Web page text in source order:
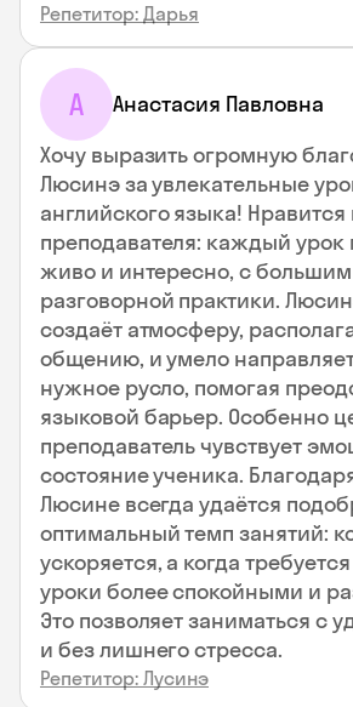
Репетитор: Дарья
А Анастасия Павловна
Хочу выразить огромную
Люсинэ за увлекательные
английского языка! Нравится
преподавателя: каждый урок
живо и интересно, с
разговорной практики.
создаёт атмосферу,
общению, и умело
нужное русло, помогая
языковой барьер. Особенно
преподаватель чувствует
состояние ученика.
Люсине всегда удаётся
оптимальный темп занятий:
ускоряется, а когда
уроки более спокойными и
Это позволяет заниматься с
и без лишнего стресса.
Репетитор: Лусинэ